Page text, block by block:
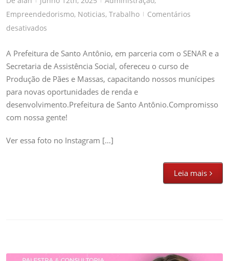
Empreendedorismo, Noticias, Trabalho |
Comentários
desativados
de
Produção
de
Pães
e
Massas
A Prefeitura de Santo Antônio, em parceria com o SENAR e a
Secretaria de Assistência Social, ofereceu o curso de
Produção de Pães e Massas, capacitando nossos munícipes
para novas oportunidades de renda e
desenvolvimento.Prefeitura de Santo Antônio.Compromisso
com nossa gente!
Ver essa foto no Instagram […]
Leia mais